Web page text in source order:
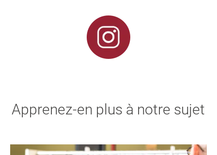
Apprenez-en plus à notre sujet